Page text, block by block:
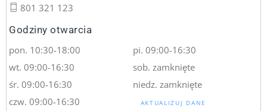
801 321 123
Godziny otwarcia
pon. 10:30-18:00
wt. 09:00-16:30
śr. 09:00-16:30
czw. 09:00-16:30
pi. 09:00-16:30
sob. zamknięte
niedz. zamknięte
AKTUALIZUJ DANE